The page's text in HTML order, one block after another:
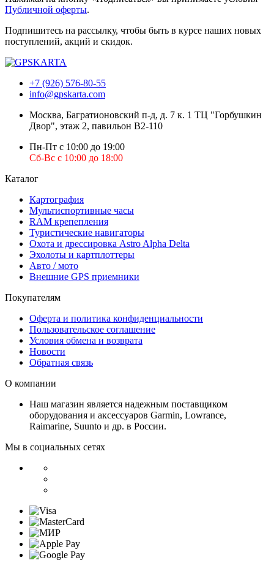
Публичной оферты.
Подпишитесь на рассылку, чтобы быть в курсе наших новых
поступлений, акций и скидок.
+7 (926) 576-80-55
info@gpskarta.com
Москва, Багратионовский п-д, д. 7 к. 1 ТЦ "Горбушкин
Двор", этаж 2, павильон B2-110
Пн-Пт с 10:00 до 19:00
Сб-Вс с 10:00 до 18:00
Каталог
Картография
Мультиспортивные часы
RAM крепепления
Туристические навигаторы
Охота и дрессировка Astro Alpha Delta
Эхолоты и картплоттеры
Авто / мото
Внешние GPS приемники
Покупателям
Оферта и политика конфиденциальности
Пользовательское соглашение
Условия обмена и возврата
Новости
Обратная связь
О компании
Наш магазин является надежным поставщиком
оборудования и аксессуаров Garmin, Lowrance,
Raimarine, Suunto и др. в России.
Мы в социальных сетях